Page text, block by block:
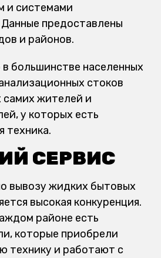
и системами
предоставлены
и районов.
большинстве населенных
стоков
самих жителей и
у которых есть
техника.
СЕРВИС
вывозу жидких бытовых
высокая конкуренция.
районе есть
которые приобрели
технику и работают с